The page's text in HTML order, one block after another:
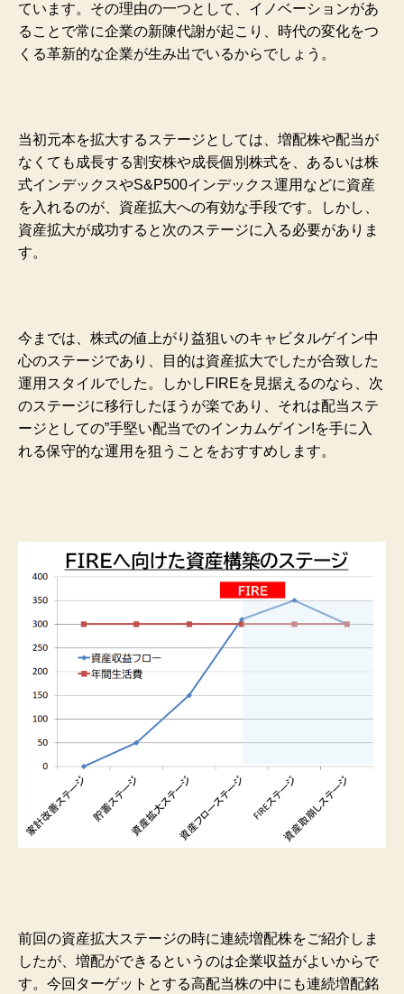
ています。その理由の一つとして、イノベーションがあ
ることで常に企業の新陳代謝が起こり、時代の変化をつ
くる革新的な企業が生み出でいるからでしょう。
当初元本を拡大するステージとしては、増配株や配当が
なくても成長する割安株や成長個別株式を、あるいは株
式インデックスやS&P500インデックス運用などに資産
を入れるのが、資産拡大への有効な手段です。しかし、
資産拡大が成功すると次のステージに入る必要がありま
す。
今までは、株式の値上がり益狙いのキャビタルゲイン中
心のステージであり、目的は資産拡大でしたが合致した
運用スタイルでした。しかしFIREを見据えるのなら、次
のステージに移行したほうが楽であり、それは配当ステ
ージとしての”手堅い配当でのインカムゲイン!を手に入
れる保守的な運用を狙うことをおすすめします。
前回の資産拡大ステージの時に連続増配株をご紹介しま
したが、増配ができるというのは企業収益がよいからで
す。今回ターゲットとする高配当株の中にも連続増配銘